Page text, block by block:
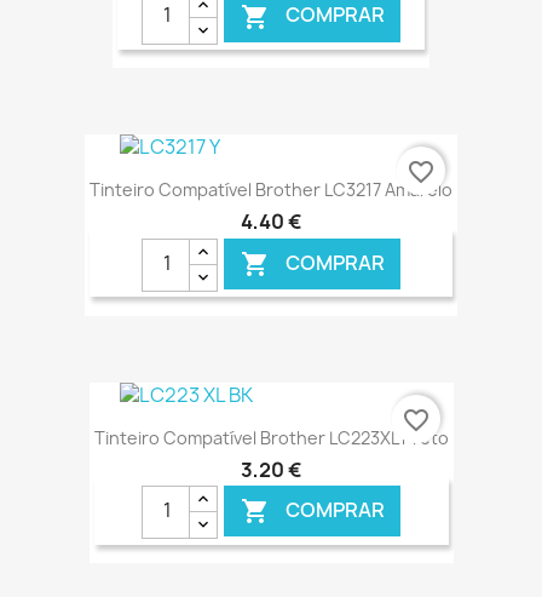
 COMPRAR
€ ONLINE
Tinteiro Compatível Brother LC3217 Amarelo
4,40 €
 COMPRAR
€ ONLINE
favorite_border
Tinteiro Compatível Brother LC223XL Preto
3,20 €
 COMPRAR
favorite_border